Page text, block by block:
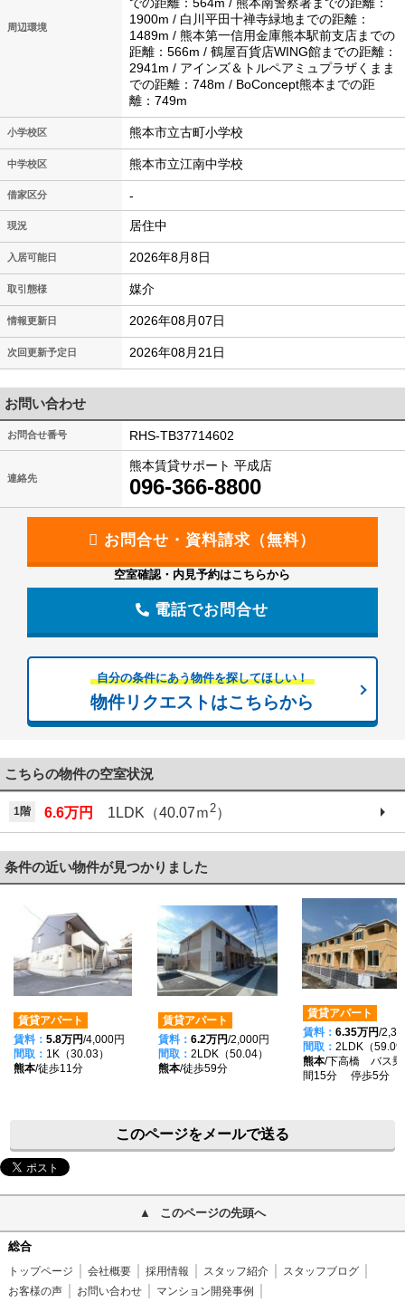
周辺環境
での距離：564m / 熊本南警察署までの距離：
1900m / 白川平田十禅寺緑地までの距離：
1489m / 熊本第一信用金庫熊本駅前支店までの
距離：566m / 鶴屋百貨店WING館までの距離：
2941m / アインズ＆トルペアミュプラザくまま
での距離：748m / BoConcept熊本までの距
離：749m
小学校区 熊本市立古町小学校
中学校区 熊本市立江南中学校
借家区分 -
現況 居住中
入居可能日 2026年8月8日
取引態様 媒介
情報更新日 2026年08月07日
次回更新予定日 2026年08月21日
お問い合わせ
お問合せ番号 RHS-TB37714602
連絡先
熊本賃貸サポート 平成店
096-366-8800
空室確認・内見予約はこちらから
電話でお問合せ
自分の条件にあう物件を探してほしい！
物件リクエストはこちらから
こちらの物件の空室状況
1階 6.6万円 1LDK（40.07ｍ2）
条件の近い物件が見つかりました
賃貸アパート
賃料： 5.8万円/4,000円
間取： 1K（30.03）
熊本/徒歩11分
賃貸アパート
賃料： 6.2万円/2,000円
間取： 2LDK（50.04）
熊本/徒歩59分
賃貸アパート
賃料： 6.35万円/
間取： 2LDK（59.09
熊本/下高橋 バス乗
間15分 停歩5分
このページをメールで送る
このページの先頭へ
総合
トップページ 会社概要 採用情報 スタッフ紹介
スタッフブログ
お客様の声
お問い合わせ
マンション開発事例